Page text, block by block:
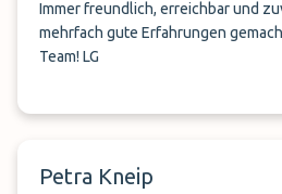
Immer freundlich, erreichbar und
mehrfach gute Erfahrungen
Team! LG
Petra Kneip